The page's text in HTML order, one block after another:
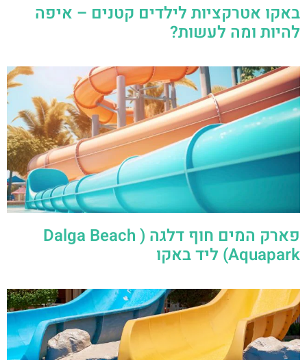
באקו אטרקציות לילדים קטנים – איפה
להיות ומה לעשות?
פארק המים חוף דלגה ( Dalga Beach
Aquapark) ליד באקו